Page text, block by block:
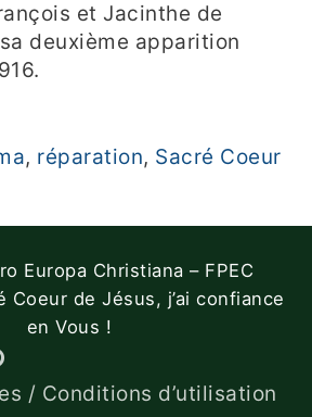
et Jacinthe de
deuxième apparition
, réparation, Sacré Coeur
Europa Christiana – FPEC
Coeur de Jésus, j’ai confiance
en Vous !
/ Conditions d’utilisation